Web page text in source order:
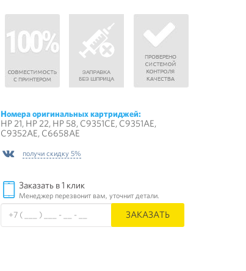
Номера оригинальных картриджей:
HP 21, HP 22, HP 58, C9351CE, C9351AE,
C9352AE, C6658AE
получи скидку 5%
Заказать в 1 клик
Менеджер перезвонит вам, уточнит детали.
ЗАКАЗАТЬ